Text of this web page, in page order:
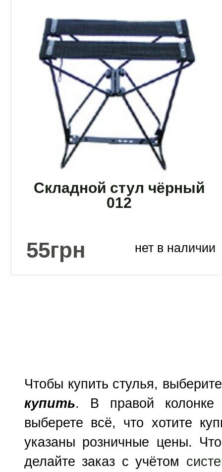
Складной стул чёрный
012
55грн нет в наличии
Чтобы купить стулья,
купить. В правой колонке
выберете всё, что хотите
указаны розничные цены.
делайте заказ с учётом